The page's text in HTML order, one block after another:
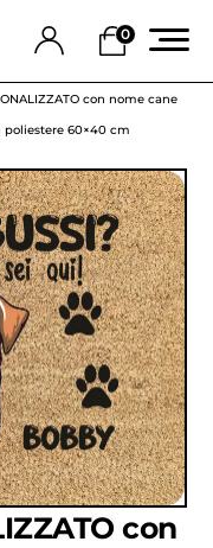
0
con nome cane
poliestere 60×40 cm
con